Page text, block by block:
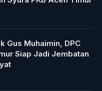
Gus Muhaimin, DPC
Siap Jadi Jembatan